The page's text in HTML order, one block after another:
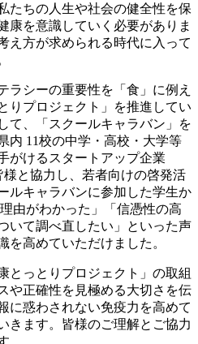
たちの人生や社会の健全性を保
康を意識していく必要がありま
え方が求められる時代に入って
ラシーの重要性を「食」に例え
りプロジェクト」を推進してい
て、「スクールキャラバン」を
内 11校の中学・高校・大学等
がけるスタートアップ企業
様と協力し、若者向けの啓発活
ルキャラバンに参加した学生か
由がわかった」「信憑性の高
いて調べ直したい」といった声
を高めていただけました。
とっとりプロジェクト」の取組
や正確性を見極める大切さを伝
に惑わされない免疫力を高めて
きます。皆様のご理解とご協力
。